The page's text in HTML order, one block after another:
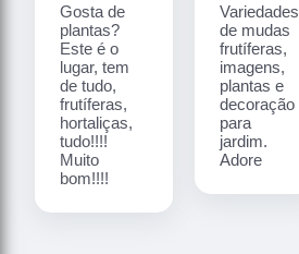
Gosta de
plantas?
Este é o
lugar, tem
de tudo,
frutíferas,
hortaliças,
tudo!!!!
Muito
bom!!!!
Variedades
de mudas
frutíferas,
imagens,
plantas e
decoração
para
jardim.
Adore